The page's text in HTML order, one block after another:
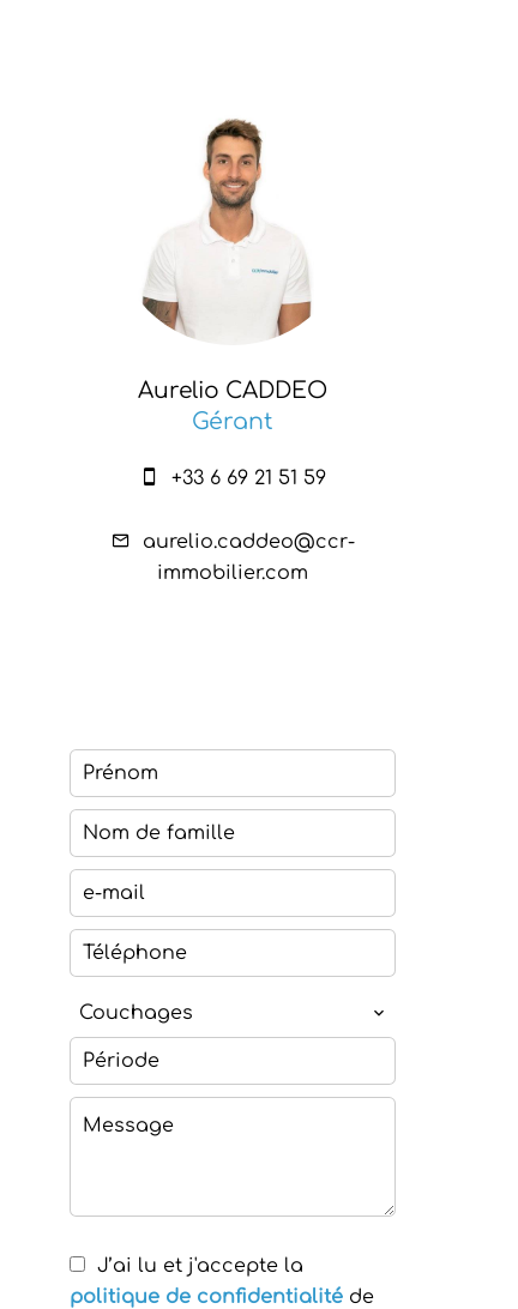
Aurelio CADDEO
Gérant
+33 6 69 21 51 59
aurelio.caddeo@ccr-
immobilier.com
Couchages
J’ai lu et j'accepte la
politique de confidentialité de